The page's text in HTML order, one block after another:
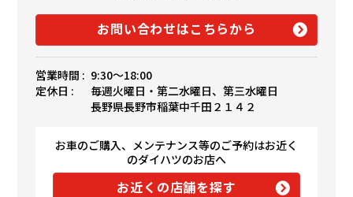
お問い合わせはこちらから
営業時間 : 9:30〜18:00
定休日 :
毎週火曜日・第二水曜日、第三水曜日
長野県長野市稲葉中千田２１４２
お車のご購入、メンテナンス等のご予約はお近く
のダイハツのお店へ
お近くの店舗を探す